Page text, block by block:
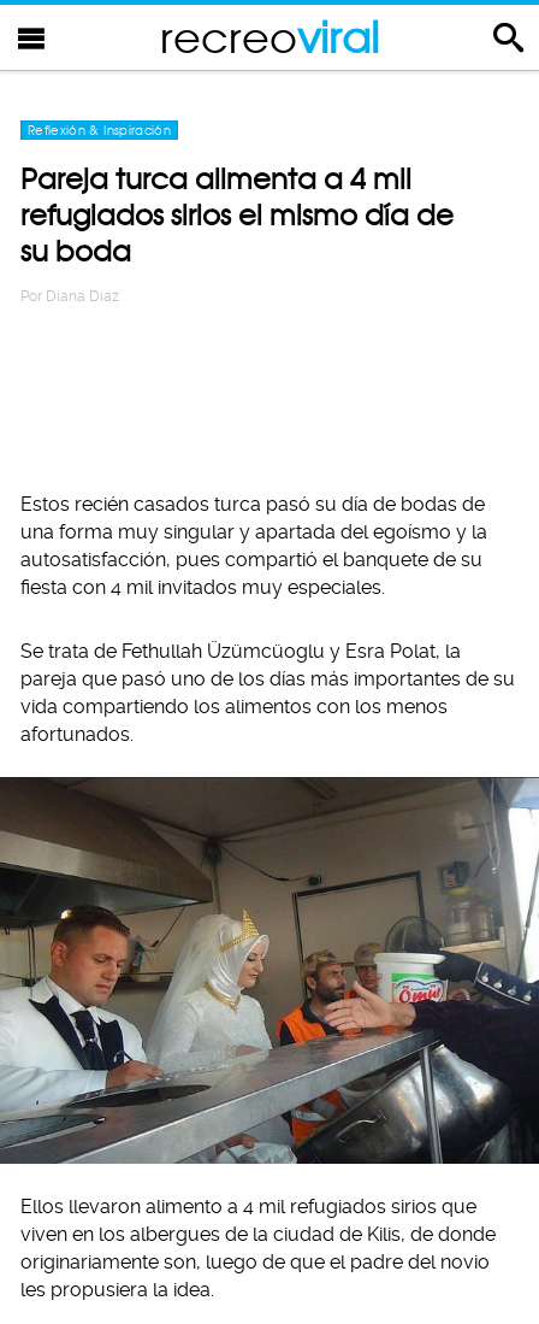
recreoviral
Reflexión & Inspiración
Pareja turca alimenta a 4 mil
refugiados sirios el mismo día de
su boda
Por Diana Diaz
Estos recién casados turca pasó su día de bodas de
una forma muy singular y apartada del egoísmo y la
autosatisfacción, pues compartió el banquete de su
fiesta con 4 mil invitados muy especiales.
Se trata de Fethullah Üzümcüoglu y Esra Polat, la
pareja que pasó uno de los días más importantes de su
vida compartiendo los alimentos con los menos
afortunados.
Ellos llevaron alimento a 4 mil refugiados sirios que
viven en los albergues de la ciudad de Kilis, de donde
originariamente son, luego de que el padre del novio
les propusiera la idea.